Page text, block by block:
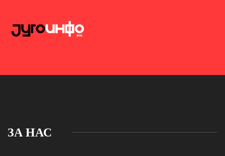
ЗА НАС